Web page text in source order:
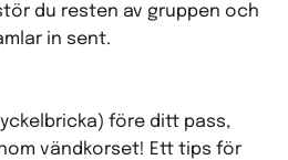
du resten av gruppen och
in sent.
före ditt pass,
vändkorset! Ett tips för